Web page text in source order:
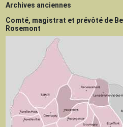
Archives anciennes
Comté, magistrat et prévôté de
Rosemont